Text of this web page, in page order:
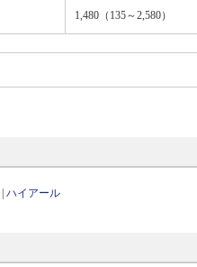
1,480（135～2,580）
|ハイアール